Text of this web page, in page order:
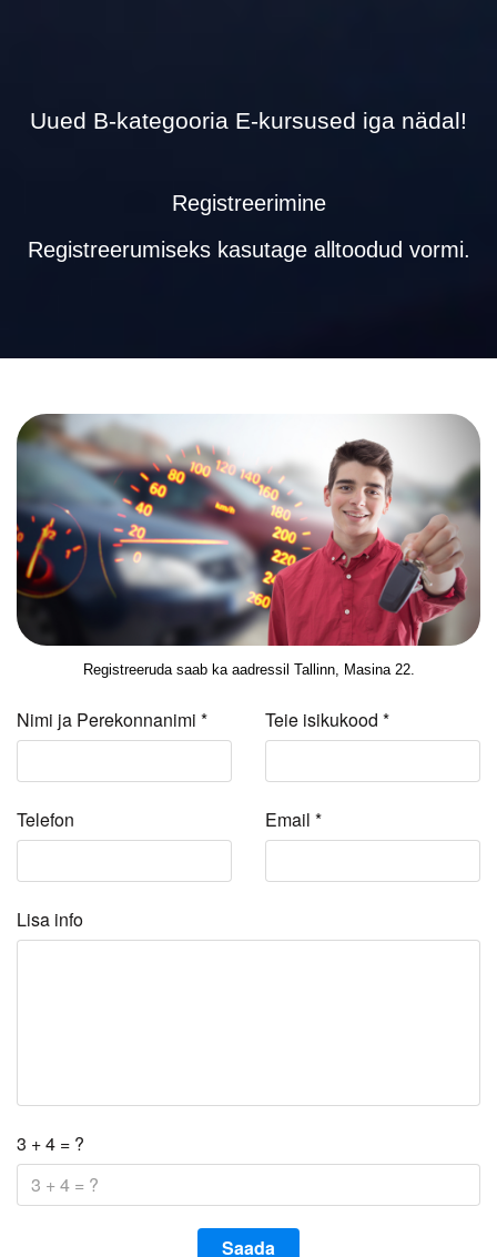
Uued B-kategooria E-kursused iga nädal!
Registreerimine
Registreerumiseks kasutage alltoodud vormi.
Registreeruda saab ka aadressil Tallinn, Masina 22.
Nimi ja Perekonnanimi * Teie isikukood *
Telefon Email *
Lisa info
3 + 4 = ?
Saada